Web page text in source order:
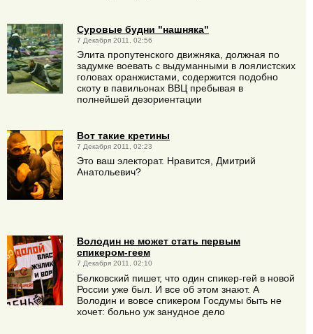
Суровые будни "нашняка"
7 Декабря 2011, 02:56
Элита пропутенского движняка, должная по
задумке воевать с выдуманными в лоялистских
головах оранжистами, содержится подобно
скоту в павильонах ВВЦ пребывая в
полнейшей дезориентации
Вот такие кретины
7 Декабря 2011, 02:23
Это ваш электорат. Нравится, Дмитрий
Анатольевич?
Володин не может стать первым
спикером-геем
7 Декабря 2011, 02:10
Белковский пишет, что один спикер-гей в новой
России уже был. И все об этом знают. А
Володин и вовсе спикером Госдумы быть не
хочет: больно уж занудное дело